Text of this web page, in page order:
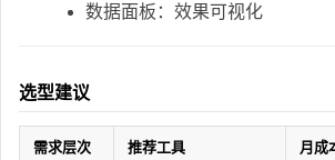
数据面板：效果可视化
选型建议
需求层次 推荐工具 月成